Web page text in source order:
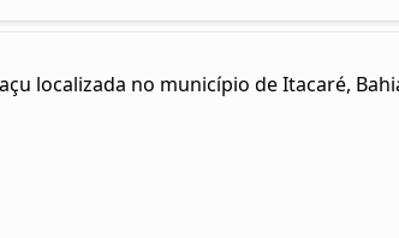
localizada no município de Itacaré,